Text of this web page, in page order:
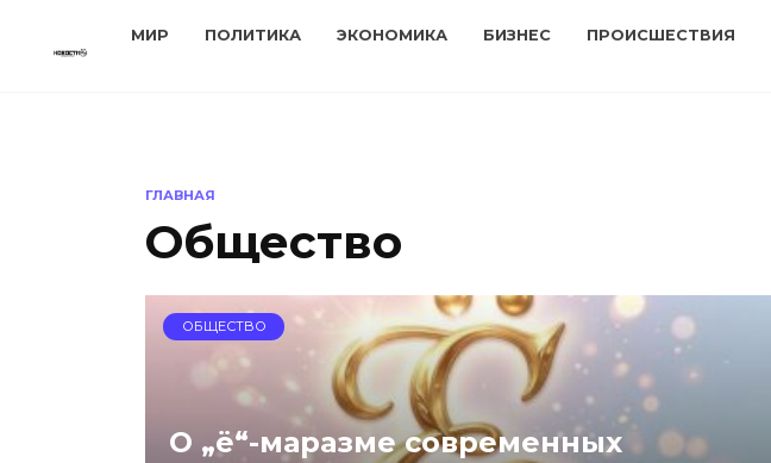
МИР ПОЛИТИКА ЭКОНОМИКА БИЗНЕС ПРОИСШЕСТВИЯ
ГЛАВНАЯ
Общество
ОБЩЕСТВО
О „ё“-маразме современных